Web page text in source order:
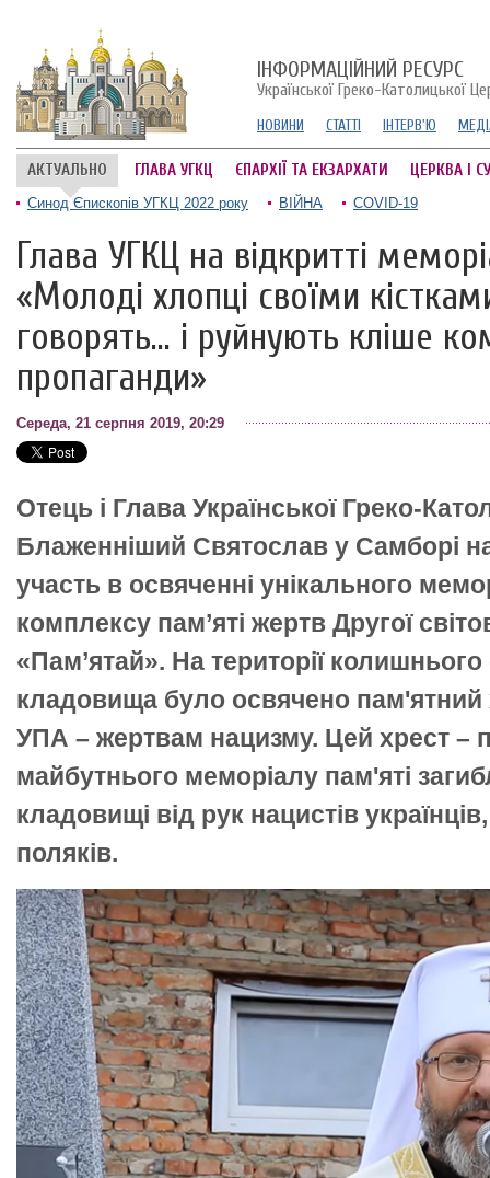
ІНФОРМАЦІЙНИЙ РЕСУРС
Української Греко-Католицької
НОВИНИ СТАТТІ ІНТЕРВ'Ю
АКТУАЛЬНО ГЛАВА УГКЦ ЄПАРХІЇ ТА ЕКЗАРХАТИ ЦЕРКВА І
Синод Єпископів УГКЦ 2022 року ВІЙНА COVID-19
Глава УГКЦ на відкритті
«Молоді хлопці своїми
говорять... і руйнують кліше
пропаганди»
Середа, 21 серпня 2019, 20:29
Отець і Глава Української Греко-
Блаженніший Святослав у Самборі
участь в освяченні унікального
комплексу пам’яті жертв Другої
«Пам’ятай». На території
кладовища було освячено пам'ятний
УПА – жертвам нацизму. Цей хрест –
майбутнього меморіалу пам'яті
кладовищі від рук нацистів
поляків.